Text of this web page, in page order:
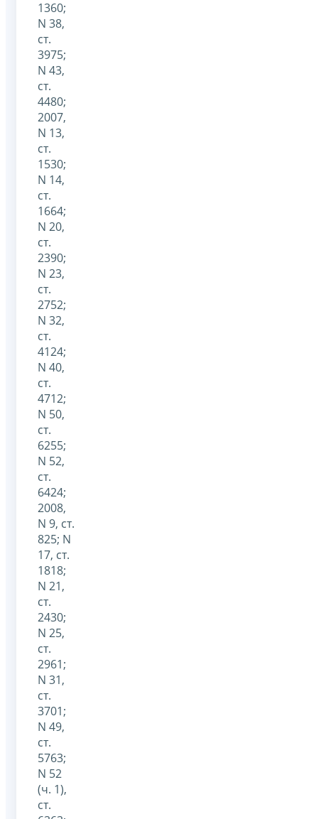
1360;
N 38,
ст.
3975;
N 43,
ст.
4480;
2007,
N 13,
ст.
1530;
N 14,
ст.
1664;
N 20,
ст.
2390;
N 23,
ст.
2752;
N 32,
ст.
4124;
N 40,
ст.
4712;
N 50,
ст.
6255;
N 52,
ст.
6424;
2008,
N 9, ст.
825; N
17, ст.
1818;
N 21,
ст.
2430;
N 25,
ст.
2961;
N 31,
ст.
3701;
N 49,
ст.
5763;
N 52
(ч. 1),
ст.